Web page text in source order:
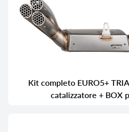
Kit completo EURO5+
catalizzatore + BOX